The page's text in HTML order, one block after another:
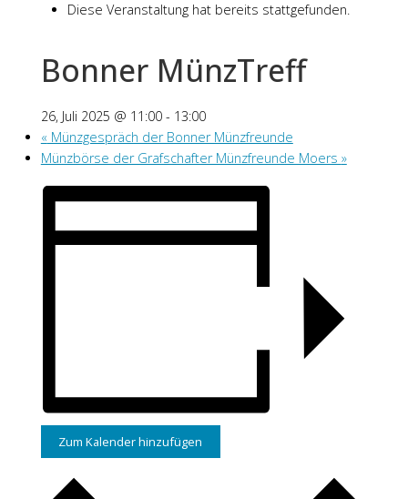
Diese Veranstaltung hat bereits stattgefunden.
Bonner MünzTreff
26, Juli 2025 @ 11:00- 13:00
« Münzgespräch der Bonner Münzfreunde
Münzbörse der Grafschafter Münzfreunde Moers »
Zum Kalender hinzufügen